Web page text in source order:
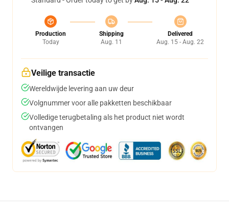
Production
Today
Shipping
Aug. 11
Delivered
Aug. 15 - Aug. 22
Veilige transactie
Wereldwijde levering aan uw deur
Volgnummer voor alle pakketten beschikbaar
Volledige terugbetaling als het product niet wordt
ontvangen